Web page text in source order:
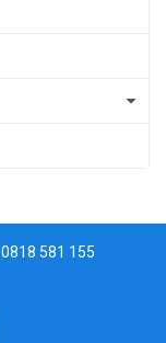
0818 581 155